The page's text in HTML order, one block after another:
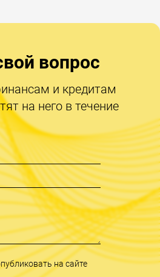
вопрос
и кредитам
на него в течение
на сайте